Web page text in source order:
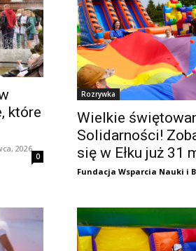
które
2026
0
Rozrywka
Wielkie
Solidarności!
się w Ełku już 31
Fundacja Wsparcia Nauki i